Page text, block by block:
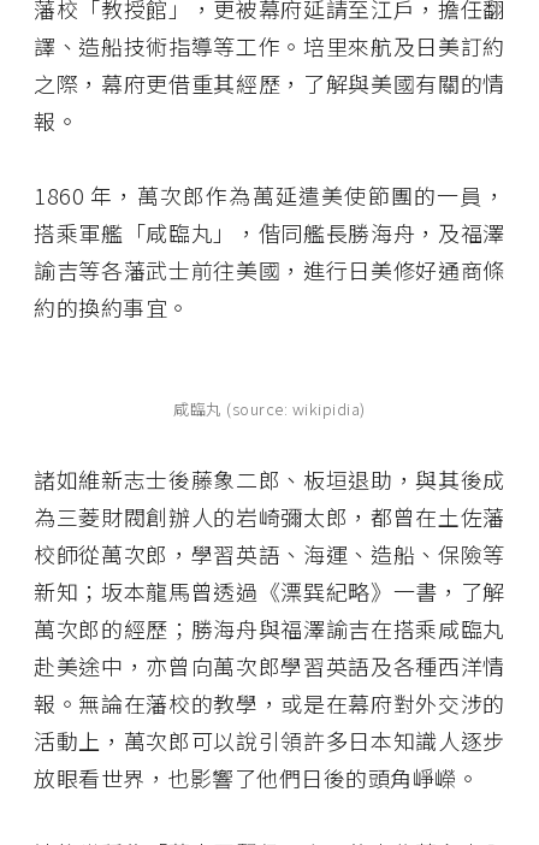
藩校「教授館」，更被幕府延請至江戶，擔任翻
譯、造船技術指導等工作。培里來航及日美訂約
之際，幕府更借重其經歷，了解與美國有關的情
報。
1860 年，萬次郎作為萬延遣美使節團的一員，
搭乘軍艦「咸臨丸」，偕同艦長勝海舟，及福澤
諭吉等各藩武士前往美國，進行日美修好通商條
約的換約事宜。
咸臨丸 (source: wikipidia)
諸如維新志士後藤象二郎、板垣退助，與其後成
為三菱財閥創辦人的岩崎彌太郎，都曾在土佐藩
校師從萬次郎，學習英語、海運、造船、保險等
新知；坂本龍馬曾透過《漂巽紀略》一書，了解
萬次郎的經歷；勝海舟與福澤諭吉在搭乘咸臨丸
赴美途中，亦曾向萬次郎學習英語及各種西洋情
報。無論在藩校的教學，或是在幕府對外交涉的
活動上，萬次郎可以說引領許多日本知識人逐步
放眼看世界，也影響了他們日後的頭角崢嶸。